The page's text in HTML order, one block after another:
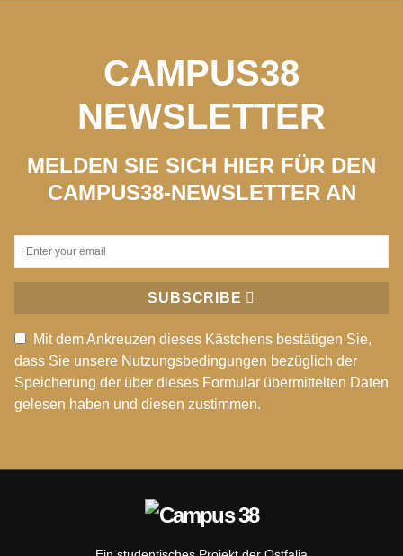
CAMPUS38
NEWSLETTER
MELDEN SIE SICH HIER FÜR DEN
CAMPUS38-NEWSLETTER AN
SUBSCRIBE
Mit dem Ankreuzen dieses Kästchens bestätigen Sie,
dass Sie unsere Nutzungsbedingungen bezüglich der
Speicherung der über dieses Formular übermittelten Daten
gelesen haben und diesen zustimmen.